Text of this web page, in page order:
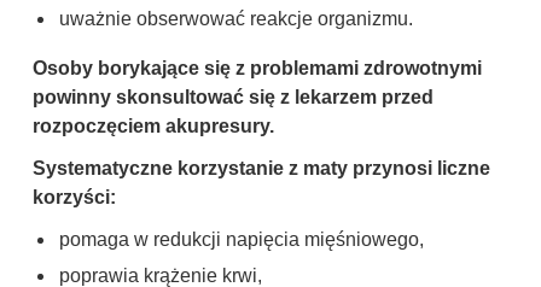
uważnie obserwować reakcje organizmu.
Osoby borykające się z problemami zdrowotnymi
powinny skonsultować się z lekarzem przed
rozpoczęciem akupresury.
Systematyczne korzystanie z maty przynosi liczne
korzyści:
pomaga w redukcji napięcia mięśniowego,
poprawia krążenie krwi,